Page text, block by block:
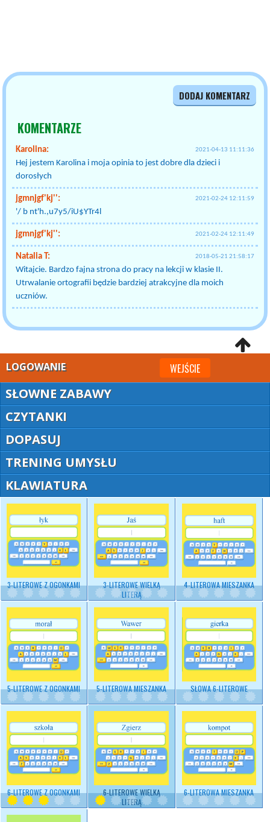
DODAJ KOMENTARZ
KOMENTARZE
Karolina: 2021-04-13 11:11:36
Hej jestem Karolina i moja opinia to jest dobre dla dzieci i
dorosłych
jgmnjgf'kj'': 2021-02-24 12:11:59
'/ b nt'h.,u7y5/iU$YTr4l
jgmnjgf'kj'': 2021-02-24 12:11:49
Natalia T: 2018-05-21 21:58:17
Witajcie. Bardzo fajna strona do pracy na lekcji w klasie II.
Utrwalanie ortografii będzie bardziej atrakcyjne dla moich
uczniów.
LOGOWANIE WEJŚCIE
SŁOWNE ZABAWY
CZYTANKI
DOPASUJ
TRENING UMYSŁU
KLAWIATURA
3-LITEROWE Z OGONKAMI
3-LITEROWE WIELKĄ
LITERĄ
4-LITEROWA MIESZANKA
5-LITEROWE Z OGONKAMI 5-LITEROWA MIESZANKA SŁOWA 6-LITEROWE
6-LITEROWE Z OGONKAMI
6-LITEROWE WIELKĄ
LITERĄ
6-LITEROWA MIESZANKA